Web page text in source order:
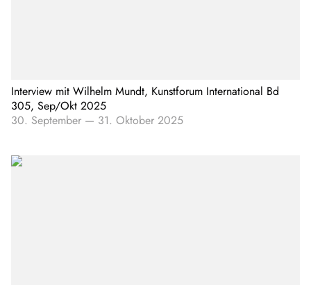
Interview mit Wilhelm Mundt, Kunstforum International Bd
305, Sep/Okt 2025
30. September — 31. Oktober 2025